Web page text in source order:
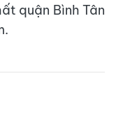
quận Bình Tân